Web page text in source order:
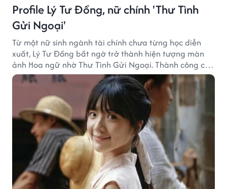
Profile Lý Tư Đồng, nữ chính 'Thư Tình
Gửi Ngoại'
Từ một nữ sinh ngành tài chính chưa từng học diễn
xuất, Lý Tư Đồng bất ngờ trở thành hiện tượng màn
ảnh Hoa ngữ nhờ Thư Tình Gửi Ngoại. Thành công của
bộ phim doanh thu hơn 8.100 tỷ đồng đã mở ra bước
ngoặt lớn trong cuộc đời cô gái sinh năm 2004.